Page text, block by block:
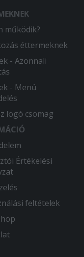
működik?
éttermeknek
- Azonnali
- Menü
logó csomag
Értékelési
feltételek